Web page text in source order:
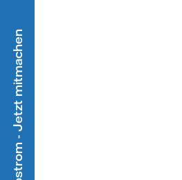
Ökostrom - Jetzt mitmachen